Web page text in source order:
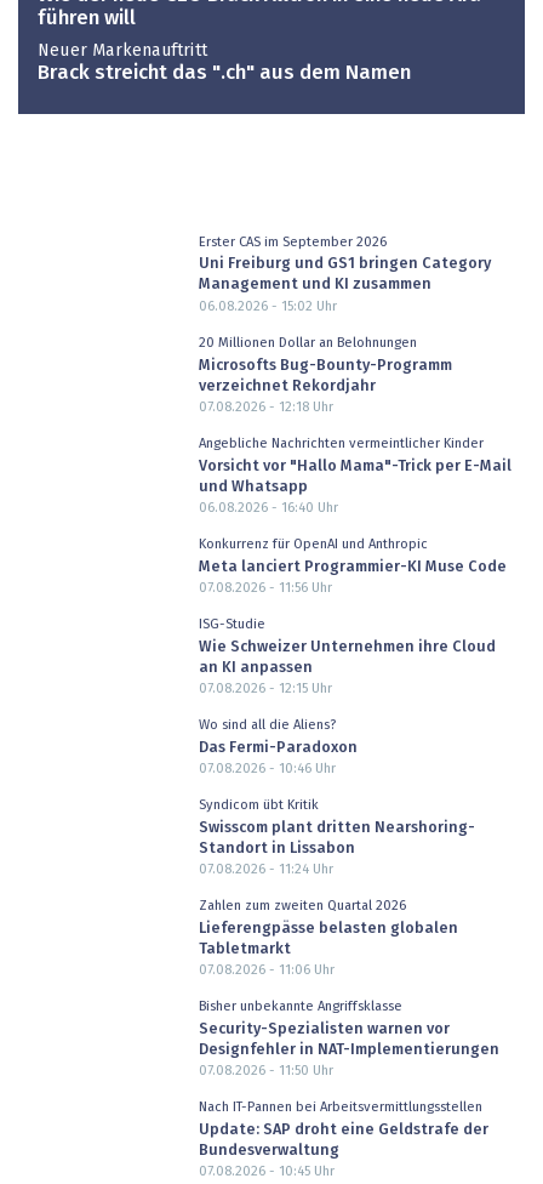
führen will
Neuer Markenauftritt
Brack streicht das ".ch" aus dem Namen
Erster CAS im September 2026
Uni Freiburg und GS1 bringen Category
Management und KI zusammen
06.08.2026 - 15:02 Uhr
20 Millionen Dollar an Belohnungen
Microsofts Bug-Bounty-Programm
verzeichnet Rekordjahr
07.08.2026 - 12:18Uhr
Angebliche Nachrichten vermeintlicher Kinder
Vorsicht vor "Hallo Mama"-Trick per E-Mail
und Whatsapp
06.08.2026 - 16:40 Uhr
Konkurrenz für OpenAI und Anthropic
Meta lanciert Programmier-KI Muse Code
07.08.2026 - 11:56Uhr
ISG-Studie
Wie Schweizer Unternehmen ihre Cloud
an KI anpassen
07.08.2026 - 12:15Uhr
Wo sind all die Aliens?
Das Fermi-Paradoxon
07.08.2026 - 10:46Uhr
Syndicom übt Kritik
Swisscom plant dritten Nearshoring-
Standort in Lissabon
07.08.2026 - 11:24Uhr
Zahlen zum zweiten Quartal 2026
Lieferengpässe belasten globalen
Tabletmarkt
07.08.2026 - 11:06Uhr
Bisher unbekannte Angriffsklasse
Security-Spezialisten warnen vor
Designfehler in NAT-Implementierungen
07.08.2026 - 11:50 Uhr
Nach IT-Pannen bei Arbeitsvermittlungsstellen
Update: SAP droht eine Geldstrafe der
Bundesverwaltung
07.08.2026 - 10:45Uhr